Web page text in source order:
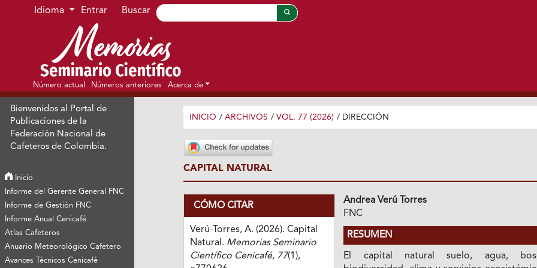
Ir al menú de navegación principal
Ir al contenido principal
Ir al pie de página del sitio
Idioma Entrar Buscar
Número actual Números anteriores Acerca de
Bienvenidos al Portal de
Publicaciones de la
Federación Nacional de
Cafeteros de Colombia.
Inicio
Informe del Gerente General FNC
Informe de Gestión FNC
Informe Anual Cenicafé
Atlas Cafeteros
Anuario Meteorológico Cafetero
Avances Técnicos Cenicafé
INICIO / ARCHIVOS / VOL. 77 (2026) / DIRECCIÓN
CAPITAL NATURAL
CÓMO CITAR
Verú-Torres, A. (2026). Capital
Natural. Memorias Seminario
Científico Cenicafé, 77(1),
Andrea Verú Torres
FNC
RESUMEN
El capital natural suelo, agua,